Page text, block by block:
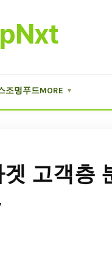
조명푸드MORE ▼
고객층